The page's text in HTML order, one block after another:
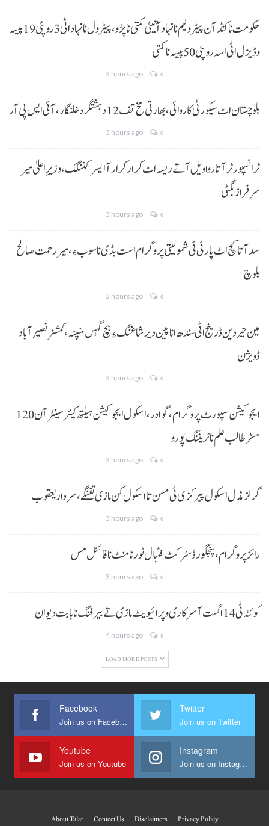
حکومت نا کنڈ آن پیٹرولیم نا نہاد آتیٹی کمتی نا پڑو،پیٹرول نا نہاد اٹی 3 روپئی 19 پیسہ
و ڈیزل اٹی اسہ روپئی 50 پیسہ نا کمتی
3 hours ago 0
بلوچستان اٹ سیکورٹی کاروائی، بھارتی مخ تف 12 دہشتگرد خلنگار،آئی ایس پی آر
3 hours ago 0
ٹرانسپورٹر آتا روا ویل آتے ریسہ اٹ کرار کرار آ ایسر کننگک ،وزیرِ اعلیٰ میر
سرفراز بگٹی
3 hours ago 0
سد آتا کچ اٹ پارٹی ٹی شمولیتی پروگرام است بڈی نا سوب ءِ،میر رحمت صالح
بلوچ
3 hours ago 0
مین حیردین ڈرینج اٹی سندھ انا پین دیر شاغنگ ءِ ہچ گہس منپنہ،کمشنر نصیرآباد
ڈویژن
3 hours ago 0
ایجوکیشن سپورٹ پروگرام،گوادر، اسکول ایجوکیشن ہیلتھ کیئر سینٹر آن 120
مسڑ طالب علم نا ٹریننگ پورو
3 hours ago 0
گرلز مڈل اسکول پیرکزی ٹی مسن تا اسکول کن ماڑی تفنگے، سردار یعقوب
3 hours ago 0
رائز پروگرام، پنجگور ڈسٹرکٹ فٹبال ٹورنامنٹ نا فائنل مس
3 hours ago 0
کوئٹہ ٹی 14 اگست آ سرکاری و پرائیویٹ ماڑی تے بیرفنگ نا بابت دیوان
4 hours ago 0
LOAD MORE POSTS
Facebook
Join us on Facebook
Twitter
Join us on Twitter
Youtube
Join us on Youtube
Instagram
Join us on Instagram
About Talar Contect Us Disclaimers Privacy Policy